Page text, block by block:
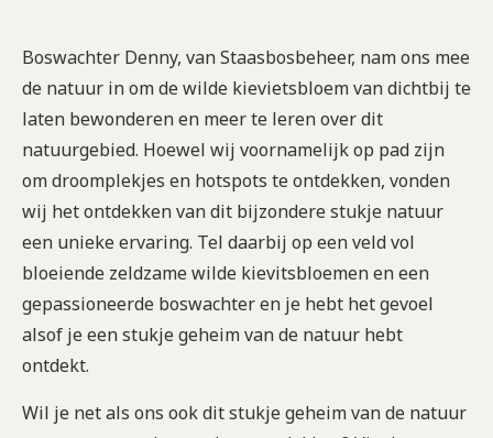
Boswachter Denny, van Staasbosbeheer, nam ons mee
de natuur in om de wilde kievietsbloem van dichtbij te
laten bewonderen en meer te leren over dit
natuurgebied. Hoewel wij voornamelijk op pad zijn
om droomplekjes en hotspots te ontdekken, vonden
wij het ontdekken van dit bijzondere stukje natuur
een unieke ervaring. Tel daarbij op een veld vol
bloeiende zeldzame wilde kievitsbloemen en een
gepassioneerde boswachter en je hebt het gevoel
alsof je een stukje geheim van de natuur hebt
ontdekt.
Wil je net als ons ook dit stukje geheim van de natuur